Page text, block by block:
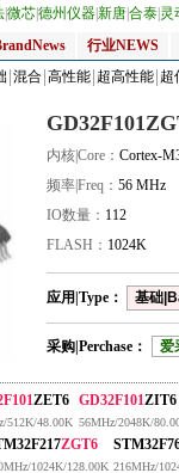
微芯德州仪器新唐合泰 灵
行业NEWS
混合 高性能 超高性能 超
内核|Core： Cortex-
频率|Freq： 56 MHz
IO数量： 112
FLASH： 1024K
应用|Type： 基础
采购|Perchase： 爱
ZET6
512K/48.00K
GD32F101ZIT6
56MHz/2048K/
ZGT6
1024K/128.00K 216MHz/